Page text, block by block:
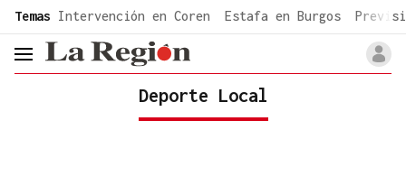
common.go-to-content
Temas Intervención en Coren Estafa en Burgos
header.menu.open
Deporte Local